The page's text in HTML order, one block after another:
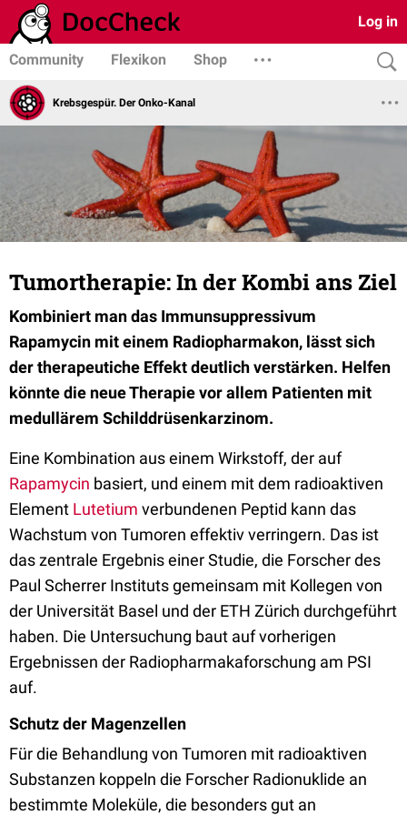
Log in
Community Flexikon Shop
Krebsgespür. Der Onko-Kanal
Tumortherapie: In der Kombi ans Ziel
Kombiniert man das Immunsuppressivum
Rapamycin mit einem Radiopharmakon, lässt sich
der therapeutiche Effekt deutlich verstärken. Helfen
könnte die neue Therapie vor allem Patienten mit
medullärem Schilddrüsenkarzinom.
Eine Kombination aus einem Wirkstoff, der auf
Rapamycin basiert, und einem mit dem radioaktiven
Element Lutetium verbundenen Peptid kann das
Wachstum von Tumoren effektiv verringern. Das ist
das zentrale Ergebnis einer Studie, die Forscher des
Paul Scherrer Instituts gemeinsam mit Kollegen von
der Universität Basel und der ETH Zürich durchgeführt
haben. Die Untersuchung baut auf vorherigen
Ergebnissen der Radiopharmakaforschung am PSI
auf.
Schutz der Magenzellen
Für die Behandlung von Tumoren mit radioaktiven
Substanzen koppeln die Forscher Radionuklide an
bestimmte Moleküle, die besonders gut an